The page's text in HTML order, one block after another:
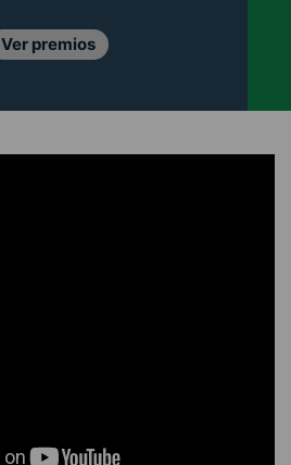
Ver premios